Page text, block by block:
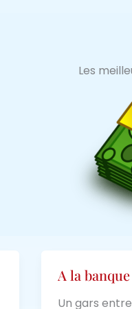
Les
A la banque
Un gars